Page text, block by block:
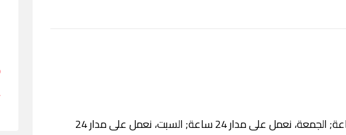
الخميس، نعمل على مدار 24 ساعة; الجمعة، نعمل على مدار 24 ساعة; السبت، نعمل على مدار 24